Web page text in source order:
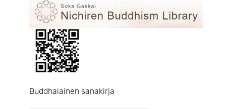
Buddhalainen sanakirja